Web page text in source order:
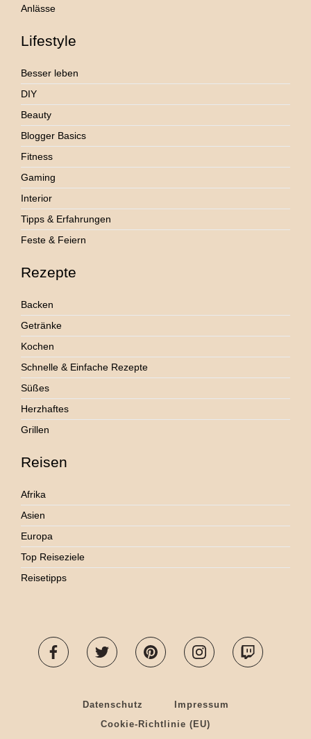
Anlässe
Lifestyle
Besser leben
DIY
Beauty
Blogger Basics
Fitness
Gaming
Interior
Tipps & Erfahrungen
Feste & Feiern
Rezepte
Backen
Getränke
Kochen
Schnelle & Einfache Rezepte
Süßes
Herzhaftes
Grillen
Reisen
Afrika
Asien
Europa
Top Reiseziele
Reisetipps
Datenschutz
Impressum
Cookie-Richtlinie (EU)